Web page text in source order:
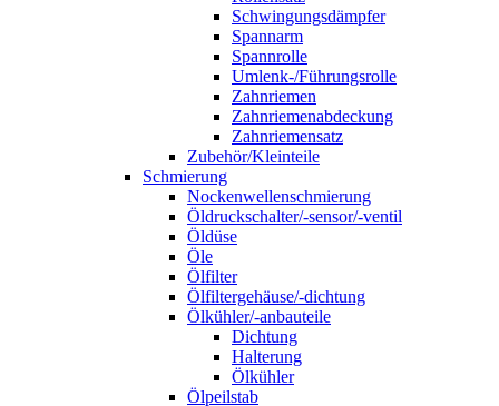
Schwingungsdämpfer
Spannarm
Spannrolle
Umlenk-/Führungsrolle
Zahnriemen
Zahnriemenabdeckung
Zahnriemensatz
Zubehör/Kleinteile
Schmierung
Nockenwellenschmierung
Öldruckschalter/-sensor/-ventil
Öldüse
Öle
Ölfilter
Ölfiltergehäuse/-dichtung
Ölkühler/-anbauteile
Dichtung
Halterung
Ölkühler
Ölpeilstab